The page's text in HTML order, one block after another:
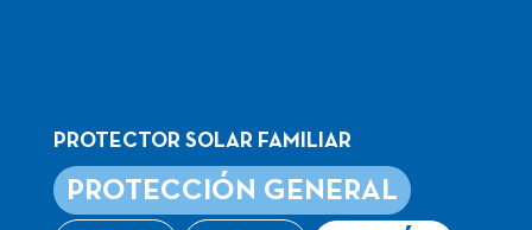
PROTECTOR SOLAR FAMILIAR
PROTECCIÓN GENERAL